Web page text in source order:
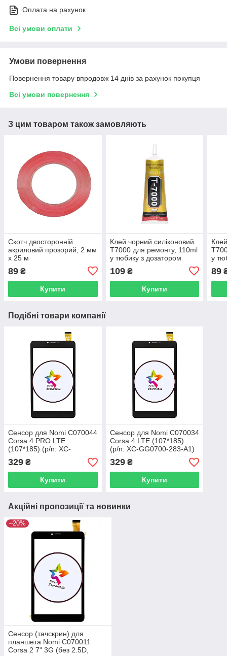
Оплата на рахунок
Всі умови оплати
Умови повернення
Повернення товару впродовж 14 днів за рахунок покупця
Всі умови повернення
З цим товаром також замовляють
Скотч двосторонній
акриловий прозорий, 2 мм
x 25 м
89 ₴
Купити
Клей чорний силіконовий
T7000 для ремонту, 110ml
у тюбику з дозатором
109₴
Купити
у
89
Подібні товари компанії
Cенсор для Nomi C070044
Corsa 4 PRO LTE
(107*185) (p/n: XC-
GG0700-283-A1)
329 ₴
Купити
Cенсор для Nomi C070034
Corsa 4 LTE (107*185)
(p/n: XC-GG0700-283-A1)
329₴
Купити
Акційні пропозиції та новинки
–20%
Сенсор (тачскрин) для
планшета Nomi C070011
Corsa 2 7" 3G (без 2.5D,